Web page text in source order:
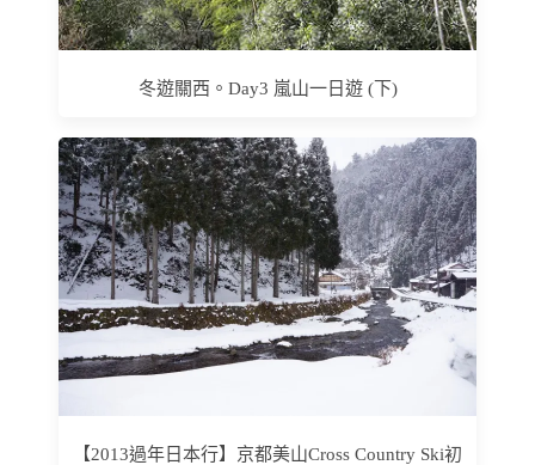
冬遊關西。Day3 嵐山一日遊 (下)
【2013過年日本行】京都美山Cross Country Ski初